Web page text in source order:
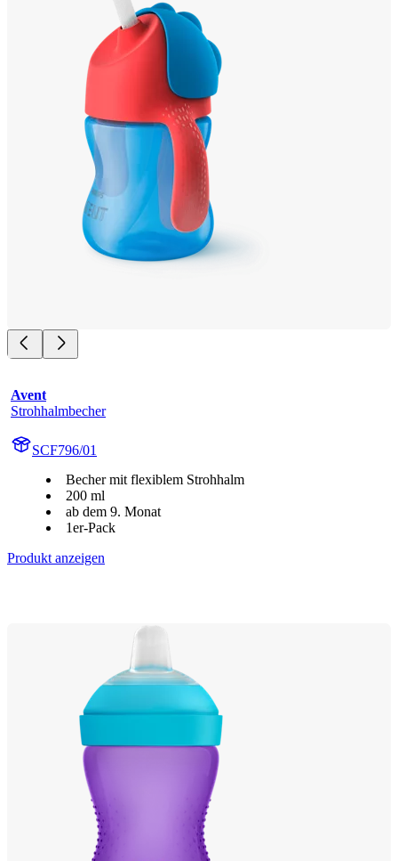
Avent
Strohhalmbecher
SCF796/01
Becher mit flexiblem Strohhalm
200 ml
ab dem 9. Monat
1er-Pack
Produkt anzeigen